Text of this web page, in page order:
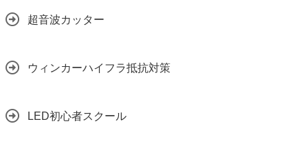
超音波カッター
ウィンカーハイフラ抵抗対策
LED初心者スクール